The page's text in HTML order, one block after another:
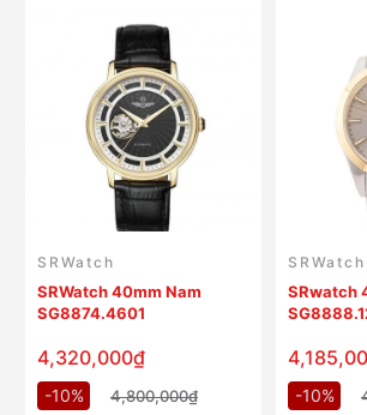
SRWatch
SRWatch 40mm Nam
SG8874.4601
4,320,000₫
-10% 4,800,000₫
SRWatch
SRwatch
-10%